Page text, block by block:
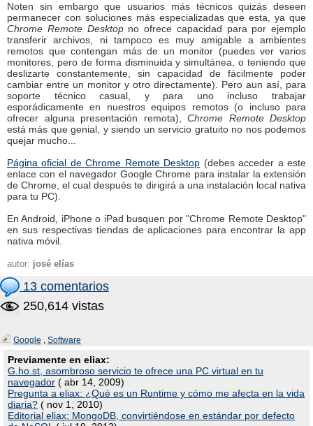
Noten sin embargo que usuarios más técnicos quizás deseen
permanecer con soluciones más especializadas que esta, ya que
Chrome Remote Desktopno ofrece capacidad para por ejemplo
transferir archivos, ni tampoco es muy amigable a ambientes
remotos que contengan más de un monitor (puedes ver varios
monitores, pero de forma disminuida y simultánea, o teniendo que
deslizarte constantemente, sin capacidad de fácilmente poder
cambiar entre un monitor y otro directamente). Pero aun así, para
soporte técnico casual, y para uno incluso trabajar
esporádicamente en nuestros equipos remotos (o incluso para
ofrecer alguna presentación remota), Chrome Remote Desktop
está más que genial, y siendo un servicio gratuito no nos podemos
quejar mucho...
Página oficial de Chrome Remote Desktop (debes acceder a este
enlace con el navegador Google Chrome para instalar la extensión
de Chrome, el cual después te dirigirá a una instalación local nativa
para tu PC).
En Android, iPhone o iPad busquen por "Chrome Remote Desktop"
en sus respectivas tiendas de aplicaciones para encontrar la app
nativa móvil.
autor: josé elías
13 comentarios
250,614 vistas
Google , Software
Previamente en eliax:
G.ho.st, asombroso servicio te ofrece una PC virtual en tu
navegador ( abr 14, 2009)
Pregunta a eliax: ¿Qué es un Runtime y cómo me afecta en la vida
diaria? ( nov 1, 2010)
Editorial eliax: MongoDB, convirtiéndose en estándar por defecto